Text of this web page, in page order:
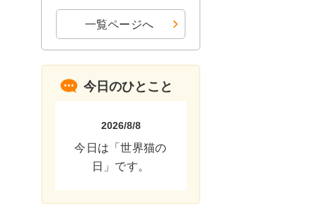
一覧ページへ
今日のひとこと
2026/8/8
今日は「世界猫の
日」です。